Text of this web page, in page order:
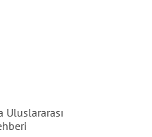
Uluslararası